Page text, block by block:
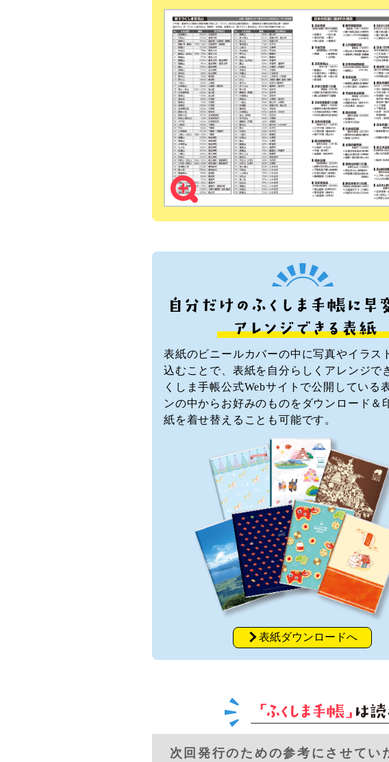
表紙のビニールカバーの中に写真やイラス
込むことで、表紙を自分らしくアレンジで
くしま手帳公式Webサイトで公開している
ンの中からお好みのものをダウンロード＆
紙を着せ替えることも可能です。
表紙ダウンロードへ
次回発行のための参考にさせてい